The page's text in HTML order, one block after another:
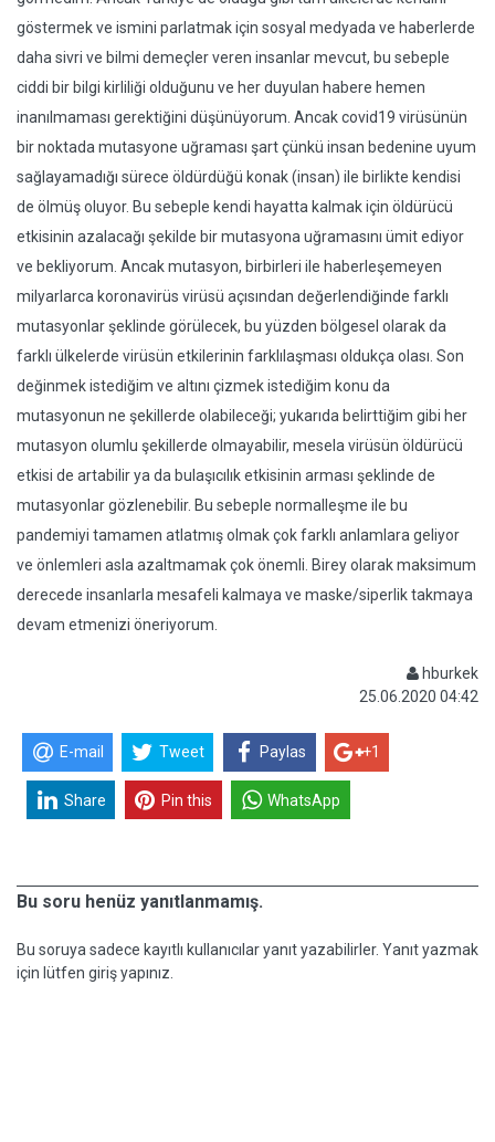
göstermek ve ismini parlatmak için sosyal medyada ve haberlerde
daha sivri ve bilmi demeçler veren insanlar mevcut, bu sebeple
ciddi bir bilgi kirliliği olduğunu ve her duyulan habere hemen
inanılmaması gerektiğini düşünüyorum. Ancak covid19 virüsünün
bir noktada mutasyone uğraması şart çünkü insan bedenine uyum
sağlayamadığı sürece öldürdüğü konak (insan) ile birlikte kendisi
de ölmüş oluyor. Bu sebeple kendi hayatta kalmak için öldürücü
etkisinin azalacağı şekilde bir mutasyona uğramasını ümit ediyor
ve bekliyorum. Ancak mutasyon, birbirleri ile haberleşemeyen
milyarlarca koronavirüs virüsü açısından değerlendiğinde farklı
mutasyonlar şeklinde görülecek, bu yüzden bölgesel olarak da
farklı ülkelerde virüsün etkilerinin farklılaşması oldukça olası. Son
değinmek istediğim ve altını çizmek istediğim konu da
mutasyonun ne şekillerde olabileceği; yukarıda belirttiğim gibi her
mutasyon olumlu şekillerde olmayabilir, mesela virüsün öldürücü
etkisi de artabilir ya da bulaşıcılık etkisinin arması şeklinde de
mutasyonlar gözlenebilir. Bu sebeple normalleşme ile bu
pandemiyi tamamen atlatmış olmak çok farklı anlamlara geliyor
ve önlemleri asla azaltmamak çok önemli. Birey olarak maksimum
derecede insanlarla mesafeli kalmaya ve maske/siperlik takmaya
devam etmenizi öneriyorum.
hburkek
25.06.2020 04:42
E-mail Tweet Paylas +1
Share Pin this WhatsApp
Bu soru henüz yanıtlanmamış.
Bu soruya sadece kayıtlı kullanıcılar yanıt yazabilirler. Yanıt yazmak
için lütfen giriş yapınız.